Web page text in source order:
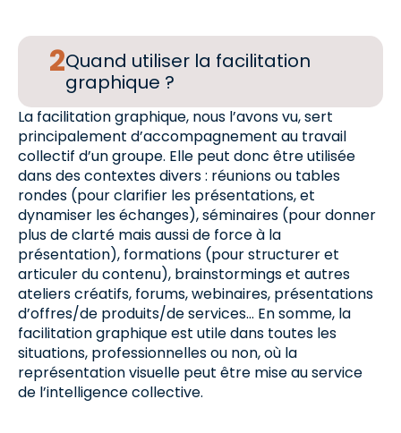
Quand utiliser la facilitation
graphique ?
La facilitation graphique, nous l’avons vu, sert
principalement d’accompagnement au travail
collectif d’un groupe. Elle peut donc être utilisée
dans des contextes divers : réunions ou tables
rondes (pour clarifier les présentations, et
dynamiser les échanges), séminaires (pour donner
plus de clarté mais aussi de force à la
présentation), formations (pour structurer et
articuler du contenu), brainstormings et autres
ateliers créatifs, forums, webinaires, présentations
d’offres/de produits/de services… En somme, la
facilitation graphique est utile dans toutes les
situations, professionnelles ou non, où la
représentation visuelle peut être mise au service
de l’intelligence collective.